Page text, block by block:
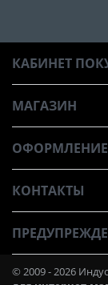
КАБИНЕТ
МАГАЗИН
ОФОРМЛЕНИЕ
КОНТАКТЫ
© 2009 - 2026